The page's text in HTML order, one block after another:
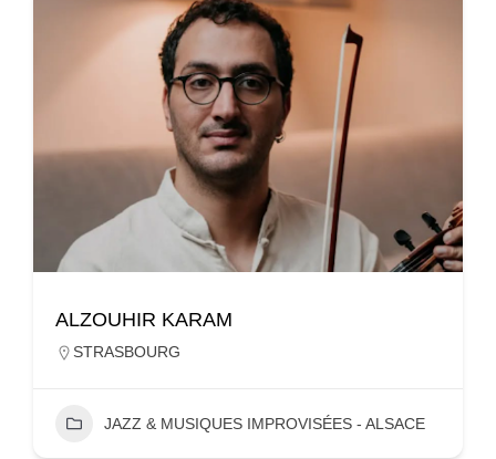
ALZOUHIR KARAM
STRASBOURG
JAZZ & MUSIQUES IMPROVISÉES - ALSACE